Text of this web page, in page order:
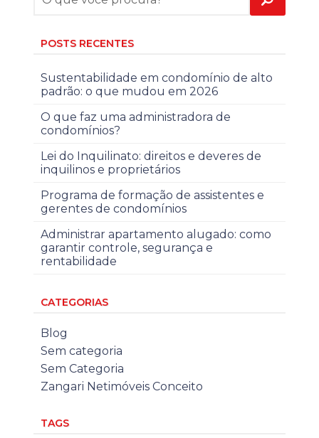
POSTS RECENTES
Sustentabilidade em condomínio de alto
padrão: o que mudou em 2026
O que faz uma administradora de
condomínios?
Lei do Inquilinato: direitos e deveres de
inquilinos e proprietários
Programa de formação de assistentes e
gerentes de condomínios
Administrar apartamento alugado: como
garantir controle, segurança e
rentabilidade
CATEGORIAS
Blog
Sem categoria
Sem Categoria
Zangari Netimóveis Conceito
TAGS